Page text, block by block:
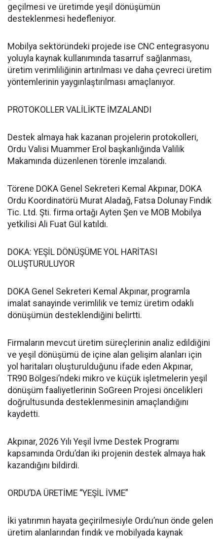
geçilmesi ve üretimde yeşil dönüşümün
desteklenmesi hedefleniyor.
Mobilya sektöründeki projede ise CNC entegrasyonu
yoluyla kaynak kullanımında tasarruf sağlanması,
üretim verimliliğinin artırılması ve daha çevreci üretim
yöntemlerinin yaygınlaştırılması amaçlanıyor.
PROTOKOLLER VALİLİKTE İMZALANDI
Destek almaya hak kazanan projelerin protokolleri,
Ordu Valisi Muammer Erol başkanlığında Valilik
Makamında düzenlenen törenle imzalandı.
Törene DOKA Genel Sekreteri Kemal Akpınar, DOKA
Ordu Koordinatörü Murat Aladağ, Fatsa Dolunay Fındık
Tic. Ltd. Şti. firma ortağı Ayten Şen ve MOB Mobilya
yetkilisi Ali Fuat Gül katıldı.
DOKA: YEŞİL DÖNÜŞÜME YOL HARİTASI
OLUŞTURULUYOR
DOKA Genel Sekreteri Kemal Akpınar, programla
imalat sanayinde verimlilik ve temiz üretim odaklı
dönüşümün desteklendiğini belirtti.
Firmaların mevcut üretim süreçlerinin analiz edildiğini
ve yeşil dönüşümü de içine alan gelişim alanları için
yol haritaları oluşturulduğunu ifade eden Akpınar,
TR90 Bölgesi’ndeki mikro ve küçük işletmelerin yeşil
dönüşüm faaliyetlerinin SoGreen Projesi öncelikleri
doğrultusunda desteklenmesinin amaçlandığını
kaydetti.
Akpınar, 2026 Yılı Yeşil İvme Destek Programı
kapsamında Ordu’dan iki projenin destek almaya hak
kazandığını bildirdi.
ORDU’DA ÜRETİME “YEŞİL İVME”
İki yatırımın hayata geçirilmesiyle Ordu’nun önde gelen
üretim alanlarından fındık ve mobilyada kaynak